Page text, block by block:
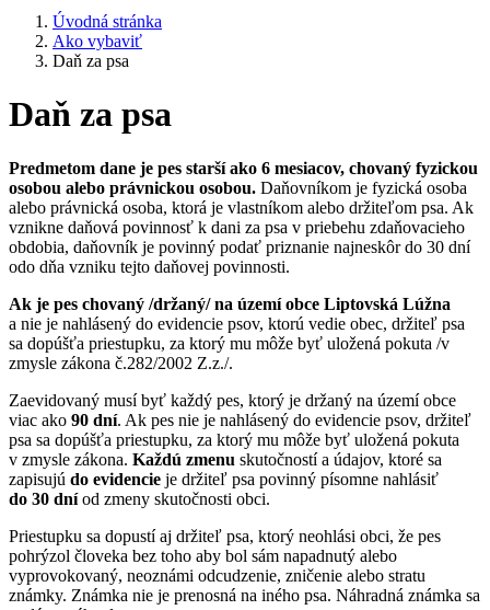
Úvodná stránka
Ako vybaviť
Daň za psa
Daň za psa
Predmetom dane je pes starší ako 6 mesiacov, chovaný fyzickou
osobou alebo právnickou osobou. Daňovníkom je fyzická osoba
alebo právnická osoba, ktorá je vlastníkom alebo držiteľom psa. Ak
vznikne daňová povinnosť k dani za psa v priebehu zdaňovacieho
obdobia, daňovník je povinný podať priznanie najneskôr do 30 dní
odo dňa vzniku tejto daňovej povinnosti.
Ak je pes chovaný /držaný/ na území obce Liptovská Lúžna
a nie je nahlásený do evidencie psov, ktorú vedie obec, držiteľ psa
sa dopúšťa priestupku, za ktorý mu môže byť uložená pokuta /v
zmysle zákona č.282/2002 Z.z./.
Zaevidovaný musí byť každý pes, ktorý je držaný na území obce
viac ako 90 dní. Ak pes nie je nahlásený do evidencie psov, držiteľ
psa sa dopúšťa priestupku, za ktorý mu môže byť uložená pokuta
v zmysle zákona. Každú zmenu skutočností a údajov, ktoré sa
zapisujú do evidencie je držiteľ psa povinný písomne nahlásiť
do 30 dníod zmeny skutočnosti obci.
Priestupku sa dopustí aj držiteľ psa, ktorý neohlási obci, že pes
pohrýzol človeka bez toho aby bol sám napadnutý alebo
vyprovokovaný, neoznámi odcudzenie, zničenie alebo stratu
známky. Známka nie je prenosná na iného psa. Náhradná známka sa